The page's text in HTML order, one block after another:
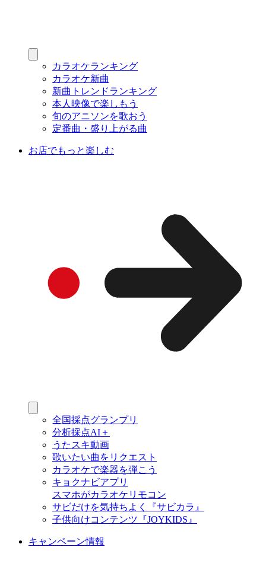
カラオケランキング
カラオケ新曲
新曲トレンドランキング
本人映像で楽しもう
旬のアニソンを歌おう
定番曲・盛り上がる曲
お店でもっと楽しむ
全国採点グランプリ
分析採点AI＋
うたスキ動画
歌いたい曲をリクエスト
カラオケで楽器を弾こう
キョクナビアプリ
スマホがカラオケリモコン
サビだけを気持ちよく『サビカラ』
子供向けコンテンツ『JOYKIDS』
キャンペーン情報